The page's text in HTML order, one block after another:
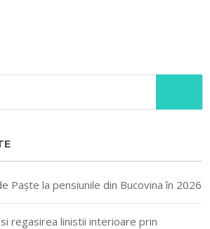
Paște la pensiunile din Bucovina în 2026
regasirea linistii interioare prin